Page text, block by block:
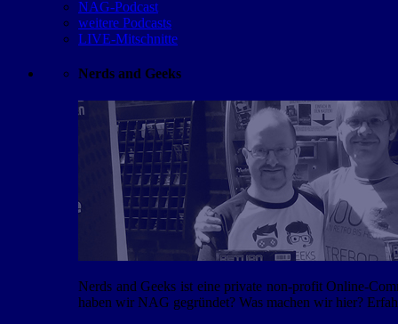
NAG-Podcast
weitere Podcasts
LIVE-Mitschnitte
Nerds and Geeks
Nerds and Geeks ist eine private non-profit Online-
haben wir NAG gegründet? Was machen wir hier?